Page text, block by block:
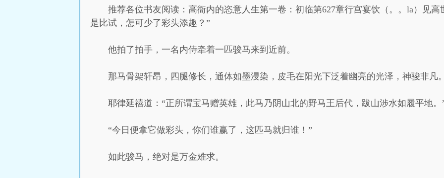
推荐各位书友阅读：高衙内的恣意人生第一卷：初临第627章行宫宴饮（。。la）见
是比试，怎可少了彩头添趣？”
他拍了拍手，一名内侍牵着一匹骏马来到近前。
那马骨架轩昂，四腿修长，通体如墨浸染，皮毛在阳光下泛着幽亮的光泽，神骏非凡
耶律延禧道：“正所谓宝马赠英雄，此马乃阴山北的野马王后代，跋山涉水如履平地。
“今日便拿它做彩头，你们谁赢了，这匹马就归谁！”
如此骏马，绝对是万金难求。